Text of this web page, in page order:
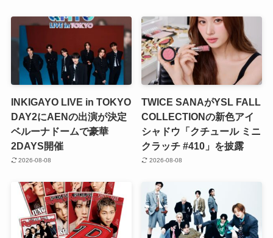
INKIGAYO LIVE in TOKYO
DAY2にAENの出演が決定
ベルーナドームで豪華
2DAYS開催
2026-08-08
TWICE SANAがYSL FALL
COLLECTIONの新色アイ
シャドウ「クチュール ミニ
クラッチ #410」を披露
2026-08-08